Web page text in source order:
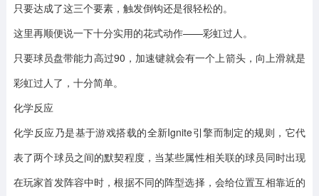
只要达成了这三个要素，触发倒钩还是很轻松的。
这里再顺便说一下十分实用的花式动作——彩虹过人。
只要球员盘带能力高过90，加速键就会有一个上箭头，向上滑就是
彩虹过人了，十分简单。
化学反应
化学反应乃是基于游戏搭载的全新Ignite引擎而制定的规则，它代
表了两个球员之间的默契程度，当某些属性相关联的球员同时出现
在玩家首发阵容中时，根据不同的阵型选择，会给位置互相靠近的